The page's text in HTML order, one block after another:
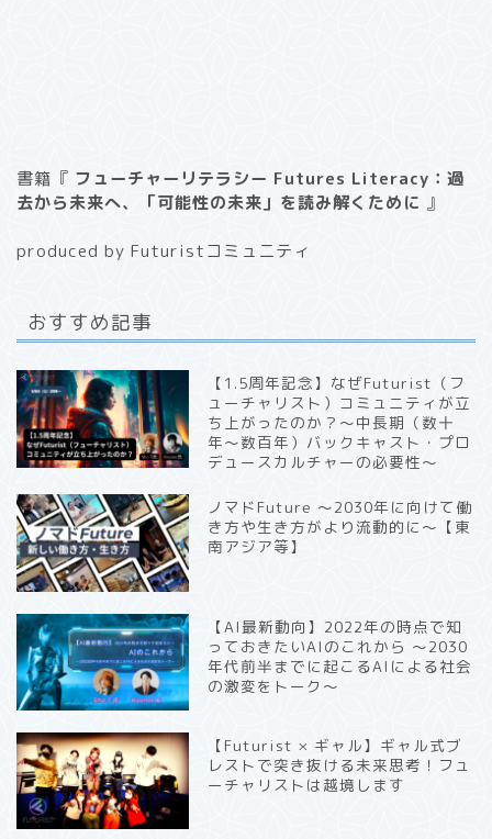
書籍『 フューチャーリテラシー Futures Literacy：過
去から未来へ、「可能性の未来」を読み解くために 』
produced by Futuristコミュニティ
おすすめ記事
【1.5周年記念】なぜFuturist（フ
ューチャリスト）コミュニティが立
ち上がったのか？〜中長期（数十
年〜数百年）バックキャスト・プロ
デュースカルチャーの必要性〜
ノマドFuture 〜2030年に向けて働
き方や生き方がより流動的に〜【東
南アジア等】
【AI最新動向】2022年の時点で知
っておきたいAIのこれから 〜2030
年代前半までに起こるAIによる社会
の激変をトーク〜
【Futurist × ギャル】ギャル式ブ
レストで突き抜ける未来思考！フュ
ーチャリストは越境します